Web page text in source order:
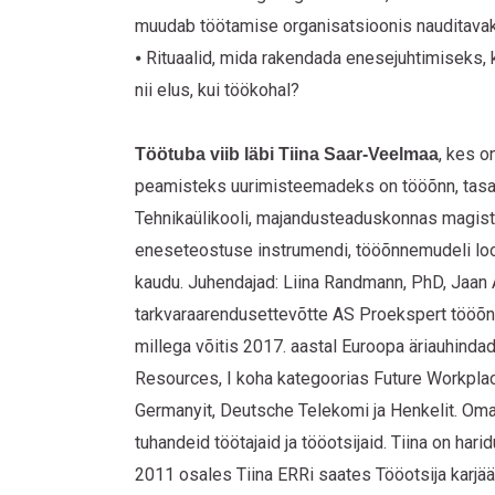
muudab töötamise organisatsioonis
⦁ Rituaalid, mida rakendada
nii elus, kui töökohal?
Töötuba viib läbi Tiina Saar-Veelmaa, kes
peamisteks uurimisteemadeks on tööõnn,
Tehnikaülikooli, majandusteaduskonnas
eneseteostuse instrumendi, tööõnnemudeli
kaudu. Juhendajad: Liina Randmann, PhD,
tarkvaraarendusettevõtte AS Proekspert
millega võitis 2017. aastal Euroopa
Resources, I koha kategoorias Future
Germanyit, Deutsche Telekomi ja Henkelit.
tuhandeid töötajaid ja tööotsijaid. Tiina on
2011 osales Tiina ERRi saates Tööotsija